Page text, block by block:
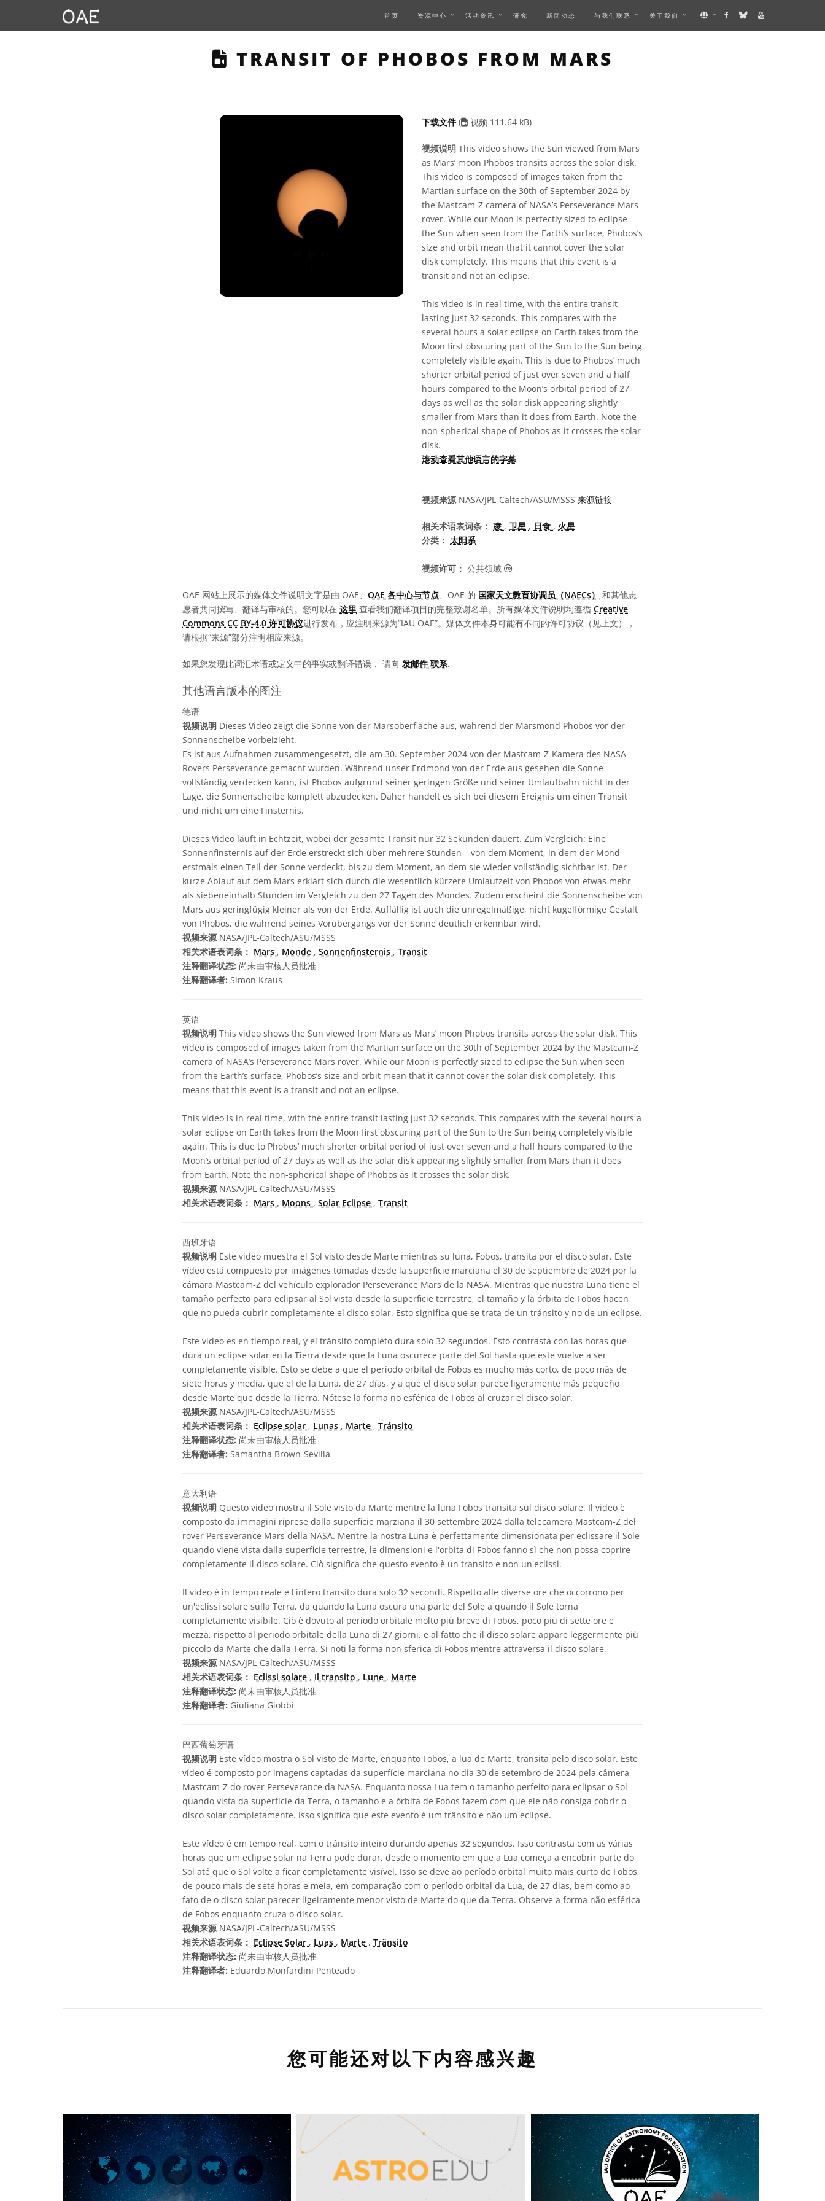
首页 资源中心 活动资讯 研究 新闻动态 与我们联系 关于我们
THIS PAGE DESCRIBES A VIDEO
TRANSIT OF PHOBOS FROM MARS
下载文件 ( 视频 111.64 kB)
视频说明 This video shows the Sun viewed from Mars
as Mars’ moon Phobos transits across the solar disk.
This video is composed of images taken from the
Martian surface on the 30th of September 2024 by
the Mastcam-Z camera of NASA’s Perseverance Mars
rover. While our Moon is perfectly sized to eclipse
the Sun when seen from the Earth’s surface, Phobos’s
size and orbit mean that it cannot cover the solar
disk completely. This means that this event is a
transit and not an eclipse.
This video is in real time, with the entire transit
lasting just 32 seconds. This compares with the
several hours a solar eclipse on Earth takes from the
Moon first obscuring part of the Sun to the Sun being
completely visible again. This is due to Phobos’ much
shorter orbital period of just over seven and a half
hours compared to the Moon’s orbital period of 27
days as well as the solar disk appearing slightly
smaller from Mars than it does from Earth. Note the
non-spherical shape of Phobos as it crosses the solar
disk.
滚动查看其他语言的字幕
视频来源NASA/JPL-Caltech/ASU/MSSS 来源链接
相关术语表词条： 凌 , 卫星 , 日食 , 火星
分类： 太阳系
视频许可： 公共领域 公共领域 图标
OAE 网站上展示的媒体文件说明文字是由 OAE、 OAE 各中心与节点、OAE 的 国家天文教育协调员（NAECs）
和其他志
愿者共同撰写、翻译与审核的。您可以在 这里 查看我们翻译项目的完整致谢名单。所有媒体文件说明均遵循 Creative
Commons CC BY-4.0 许可协议进行发布，应注明来源为“IAU OAE”。媒体文件本身可能有不同的许可协议（见上文），
请根据“来源”部分注明相应来源。
如果您发现此词汇术语或定义中的事实或翻译错误， 请向 发邮件 联系.
其他语言版本的图注
德语
视频说明 Dieses Video zeigt die Sonne von der Marsoberfläche aus, während der Marsmond Phobos vor der
Sonnenscheibe vorbeizieht.
Es ist aus Aufnahmen zusammengesetzt, die am 30. September 2024 von der Mastcam-Z-Kamera des NASA-
Rovers Perseverance gemacht wurden. Während unser Erdmond von der Erde aus gesehen die Sonne
vollständig verdecken kann, ist Phobos aufgrund seiner geringen Größe und seiner Umlaufbahn nicht in der
Lage, die Sonnenscheibe komplett abzudecken. Daher handelt es sich bei diesem Ereignis um einen Transit
und nicht um eine Finsternis.
Dieses Video läuft in Echtzeit, wobei der gesamte Transit nur 32 Sekunden dauert. Zum Vergleich: Eine
Sonnenfinsternis auf der Erde erstreckt sich über mehrere Stunden – von dem Moment, in dem der Mond
erstmals einen Teil der Sonne verdeckt, bis zu dem Moment, an dem sie wieder vollständig sichtbar ist. Der
kurze Ablauf auf dem Mars erklärt sich durch die wesentlich kürzere Umlaufzeit von Phobos von etwas mehr
als siebeneinhalb Stunden im Vergleich zu den 27 Tagen des Mondes. Zudem erscheint die Sonnenscheibe von
Mars aus geringfügig kleiner als von der Erde. Auffällig ist auch die unregelmäßige, nicht kugelförmige Gestalt
von Phobos, die während seines Vorübergangs vor der Sonne deutlich erkennbar wird.
视频来源NASA/JPL-Caltech/ASU/MSSS
相关术语表词条： Mars , Monde , Sonnenfinsternis , Transit
注释翻译状态: 尚未由审核人员批准
注释翻译者: Simon Kraus
英语
视频说明 This video shows the Sun viewed from Mars as Mars’ moon Phobos transits across the solar disk. This
video is composed of images taken from the Martian surface on the 30th of September 2024 by the Mastcam-Z
camera of NASA’s Perseverance Mars rover. While our Moon is perfectly sized to eclipse the Sun when seen
from the Earth’s surface, Phobos’s size and orbit mean that it cannot cover the solar disk completely. This
means that this event is a transit and not an eclipse.
This video is in real time, with the entire transit lasting just 32 seconds. This compares with the several hours a
solar eclipse on Earth takes from the Moon first obscuring part of the Sun to the Sun being completely visible
again. This is due to Phobos’ much shorter orbital period of just over seven and a half hours compared to the
Moon’s orbital period of 27 days as well as the solar disk appearing slightly smaller from Mars than it does
from Earth. Note the non-spherical shape of Phobos as it crosses the solar disk.
视频来源NASA/JPL-Caltech/ASU/MSSS
相关术语表词条： Mars , Moons , Solar Eclipse , Transit
西班牙语
视频说明 Este vídeo muestra el Sol visto desde Marte mientras su luna, Fobos, transita por el disco solar. Este
vídeo está compuesto por imágenes tomadas desde la superficie marciana el 30 de septiembre de 2024 por la
cámara Mastcam-Z del vehículo explorador Perseverance Mars de la NASA. Mientras que nuestra Luna tiene el
tamaño perfecto para eclipsar al Sol vista desde la superficie terrestre, el tamaño y la órbita de Fobos hacen
que no pueda cubrir completamente el disco solar. Esto significa que se trata de un tránsito y no de un eclipse.
Este vídeo es en tiempo real, y el tránsito completo dura sólo 32 segundos. Esto contrasta con las horas que
dura un eclipse solar en la Tierra desde que la Luna oscurece parte del Sol hasta que este vuelve a ser
completamente visible. Esto se debe a que el período orbital de Fobos es mucho más corto, de poco más de
siete horas y media, que el de la Luna, de 27 días, y a que el disco solar parece ligeramente más pequeño
desde Marte que desde la Tierra. Nótese la forma no esférica de Fobos al cruzar el disco solar.
视频来源NASA/JPL-Caltech/ASU/MSSS
相关术语表词条： Eclipse solar , Lunas , Marte , Tránsito
注释翻译状态: 尚未由审核人员批准
注释翻译者: Samantha Brown-Sevilla
意大利语
视频说明 Questo video mostra il Sole visto da Marte mentre la luna Fobos transita sul disco solare. Il video è
composto da immagini riprese dalla superficie marziana il 30 settembre 2024 dalla telecamera Mastcam-Z del
rover Perseverance Mars della NASA. Mentre la nostra Luna è perfettamente dimensionata per eclissare il Sole
quando viene vista dalla superficie terrestre, le dimensioni e l'orbita di Fobos fanno sì che non possa coprire
completamente il disco solare. Ciò significa che questo evento è un transito e non un'eclissi.
Il video è in tempo reale e l'intero transito dura solo 32 secondi. Rispetto alle diverse ore che occorrono per
un'eclissi solare sulla Terra, da quando la Luna oscura una parte del Sole a quando il Sole torna
completamente visibile. Ciò è dovuto al periodo orbitale molto più breve di Fobos, poco più di sette ore e
mezza, rispetto al periodo orbitale della Luna di 27 giorni, e al fatto che il disco solare appare leggermente più
piccolo da Marte che dalla Terra. Si noti la forma non sferica di Fobos mentre attraversa il disco solare.
视频来源NASA/JPL-Caltech/ASU/MSSS
相关术语表词条： Eclissi solare , Il transito , Lune , Marte
注释翻译状态: 尚未由审核人员批准
注释翻译者: Giuliana Giobbi
巴西葡萄牙语
视频说明 Este vídeo mostra o Sol visto de Marte, enquanto Fobos, a lua de Marte, transita pelo disco solar. Este
vídeo é composto por imagens captadas da superfície marciana no dia 30 de setembro de 2024 pela câmera
Mastcam-Z do rover Perseverance da NASA. Enquanto nossa Lua tem o tamanho perfeito para eclipsar o Sol
quando vista da superfície da Terra, o tamanho e a órbita de Fobos fazem com que ele não consiga cobrir o
disco solar completamente. Isso significa que este evento é um trânsito e não um eclipse.
Este vídeo é em tempo real, com o trânsito inteiro durando apenas 32 segundos. Isso contrasta com as várias
horas que um eclipse solar na Terra pode durar, desde o momento em que a Lua começa a encobrir parte do
Sol até que o Sol volte a ficar completamente visível. Isso se deve ao período orbital muito mais curto de Fobos,
de pouco mais de sete horas e meia, em comparação com o período orbital da Lua, de 27 dias, bem como ao
fato de o disco solar parecer ligeiramente menor visto de Marte do que da Terra. Observe a forma não esférica
de Fobos enquanto cruza o disco solar.
视频来源NASA/JPL-Caltech/ASU/MSSS
相关术语表词条： Eclipse Solar , Luas , Marte , Trânsito
注释翻译状态: 尚未由审核人员批准
注释翻译者: Eduardo Monfardini Penteado
您可能还对以下内容感兴趣